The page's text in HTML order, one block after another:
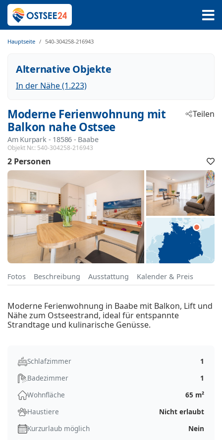
Hauptseite 540-304258-216943
Alternative Objekte
In der Nähe (1.223)
Moderne Ferienwohnung mit
Balkon nahe Ostsee
Am Kurpark - 18586 - Baabe
Objekt Nr.: 540-304258-216943
Teilen
2 Personen
Fotos Beschreibung Ausstattung Kalender & Preis
Moderne Ferienwohnung in Baabe mit Balkon, Lift und
Nähe zum Ostseestrand, ideal für entspannte
Strandtage und kulinarische Genüsse.
Schlafzimmer
1
Badezimmer
1
Wohnfläche
65 m²
Haustiere
Nicht erlaubt
Kurzurlaub möglich
Nein